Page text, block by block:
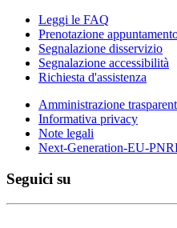
Leggi le FAQ
Prenotazione
Segnalazione disservizio
Segnalazione accessibilità
Richiesta d'assistenza
Amministrazione
Informativa privacy
Note legali
Next-Generation-EU-
Seguici su